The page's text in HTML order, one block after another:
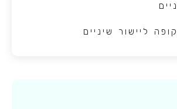
ליישור שיניים